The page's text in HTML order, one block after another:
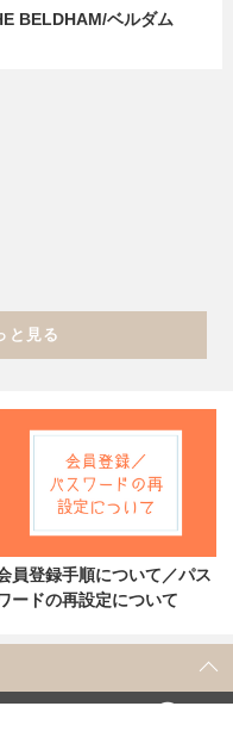
BELDHAM/ベルダム
と見る
員登録手順について／パス
ードの再設定について